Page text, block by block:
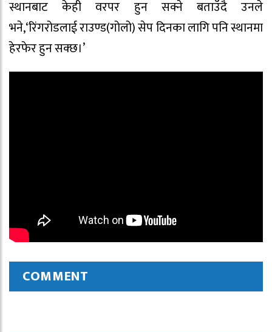
स्थानबाट केही वरपर हुन सक्ने बताउँदै उनले
भने,‘रिंगरोडलाई राउण्ड(गोलो) सेप दिनका लागि पनि स्थानमा
हेरफेर हुन सक्छ।’
COMMENT